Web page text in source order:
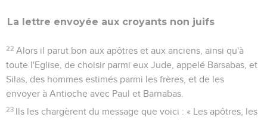
La lettre envoyée aux croyants non juifs
22 Alors il parut bon aux apôtres et aux anciens, ainsi qu'à
toute l'Eglise, de choisir parmi eux Jude, appelé Barsabas, et
Silas, des hommes estimés parmi les frères, et de les
envoyer à Antioche avec Paul et Barnabas.
23 Ils les chargèrent du message que voici : « Les apôtres, les